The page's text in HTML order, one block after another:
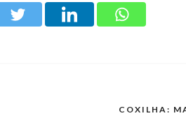
COXILHA: